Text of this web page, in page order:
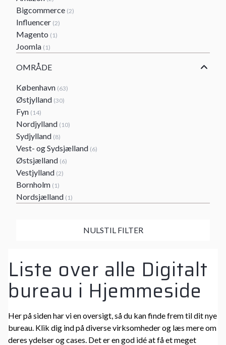
Bigcommerce (2)
Influencer (2)
Magento (1)
Joomla (1)
OMRÅDE
København (63)
Østjylland (30)
Fyn (14)
Nordjylland (10)
Sydjylland (8)
Vest- og Sydsjælland (6)
Østsjælland (6)
Vestjylland (2)
Bornholm (1)
Nordsjælland (1)
NULSTIL FILTER
Liste over alle Digitalt
bureau i Hjemmeside
Her på siden har vi en oversigt, så du kan finde frem til dit nye
bureau. Klik dig ind på diverse virksomheder og læs mere om
deres ydelser og cases. Det er en god idé at få et meget